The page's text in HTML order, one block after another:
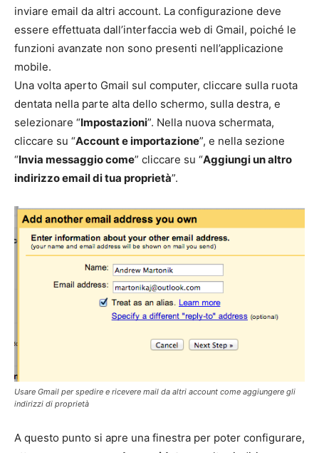
inviare email da altri account. La configurazione deve
essere effettuata dall’interfaccia web di Gmail, poiché le
funzioni avanzate non sono presenti nell’applicazione
mobile.
Una volta aperto Gmail sul computer, cliccare sulla ruota
dentata nella parte alta dello schermo, sulla destra, e
selezionare “Impostazioni”. Nella nuova schermata,
cliccare su “Account e importazione”, e nella sezione
“Invia messaggio come” cliccare su “Aggiungi un altro
indirizzo email di tua proprietà”.
Usare Gmail per spedire e ricevere mail da altri account come aggiungere gli
indirizzi di proprietà
A questo punto si apre una finestra per poter configurare,